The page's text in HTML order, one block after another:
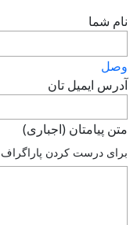
نام شما
وصل
آدرس ايميل تان
متن پيامتان (اجباری)
براى درست كردن پاراگراف، كافيست